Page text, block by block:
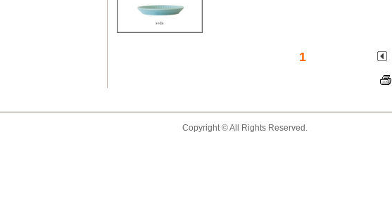
1
Copyright © All Rights Reserved.